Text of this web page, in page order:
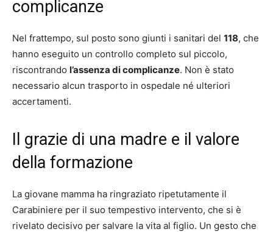
complicanze
Nel frattempo, sul posto sono giunti i sanitari del 118, che
hanno eseguito un controllo completo sul piccolo,
riscontrando l’assenza di complicanze. Non è stato
necessario alcun trasporto in ospedale né ulteriori
accertamenti.
Il grazie di una madre e il valore
della formazione
La giovane mamma ha ringraziato ripetutamente il
Carabiniere per il suo tempestivo intervento, che si è
rivelato decisivo per salvare la vita al figlio. Un gesto che